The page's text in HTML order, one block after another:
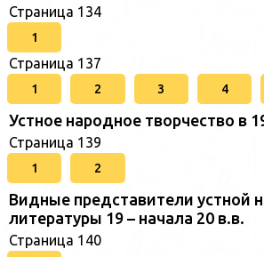
Страница 134
1
Страница 137
1 2 3 4
Устное народное творчество в
Страница 139
1 2
Видные представители устной
литературы 19 – начала 20 в.в.
Страница 140